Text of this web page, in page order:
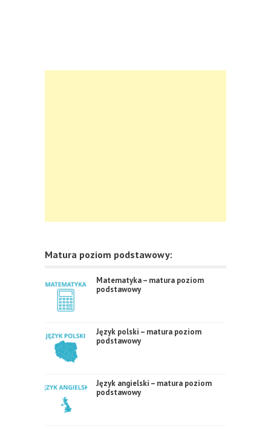
Matura poziom podstawowy:
Matematyka – matura poziom
podstawowy
Język polski – matura poziom
podstawowy
Język angielski – matura poziom
podstawowy